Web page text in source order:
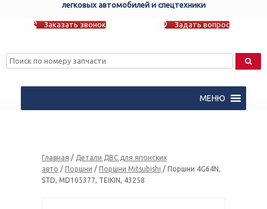
легковых автомобилей и спецтехники
Заказать звонок Задать вопрос
МЕНЮ
Главная / Детали ДВС для японских
авто / Поршни / Поршни Mitsubishi / Поршни 4G64N,
STD, MD105377, TEIKIN, 43258